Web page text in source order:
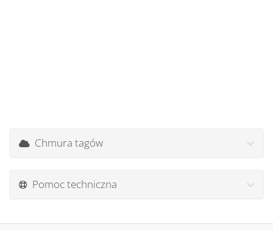
Chmura tagów
Pomoc techniczna